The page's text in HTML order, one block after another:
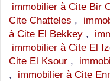
immobilier à Cite Bir
Cite Chatteles ,
à Cite El Bekkey,
immobilier à Cite El
Cite El Ksour,
, immobilier à Cite